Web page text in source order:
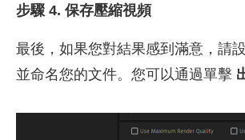
步驟 4. 保存壓縮視頻
最後，如果您對結果感到滿意，請
並命名您的文件。您可以通過單擊